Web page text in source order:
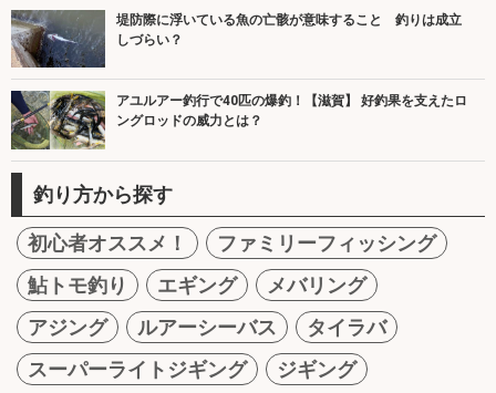
堤防際に浮いている魚の亡骸が意味すること 釣りは成立
しづらい？
アユルアー釣行で40匹の爆釣！【滋賀】 好釣果を支えたロ
ングロッドの威力とは？
釣り方から探す
初心者オススメ！
ファミリーフィッシング
鮎トモ釣り
エギング
メバリング
アジング
ルアーシーバス
タイラバ
スーパーライトジギング
ジギング